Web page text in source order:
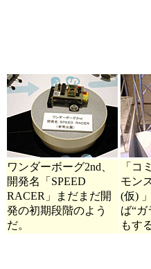
ワンダーボーグ2nd、
開発名「SPEED
RACER」まだまだ開
発の初期段階のよう
だ。
「コ
モン
(仮)
ば“ガ
もす